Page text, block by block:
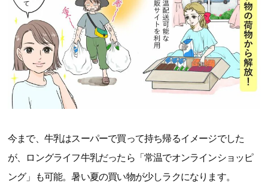
今まで、牛乳はスーパーで買って持ち帰るイメージでした
が、ロングライフ牛乳だったら「常温でオンラインショッピ
ング」も可能。暑い夏の買い物が少しラクになります。